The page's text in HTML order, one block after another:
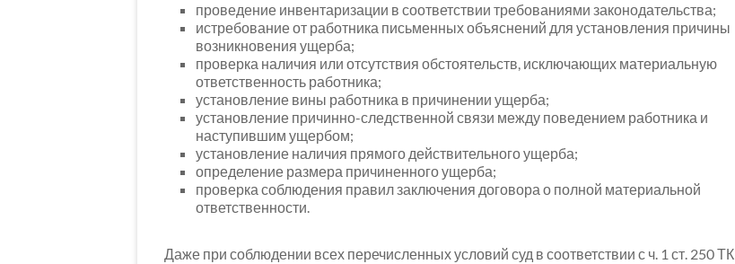
проведение инвентаризации в соответствии требованиями законодательства;
истребование от работника письменных объяснений для установления причины
возникновения ущерба;
проверка наличия или отсутствия обстоятельств, исключающих материальную
ответственность работника;
установление вины работника в причинении ущерба;
установление причинно-следственной связи между поведением работника и
наступившим ущербом;
установление наличия прямого действительного ущерба;
определение размера причиненного ущерба;
проверка соблюдения правил заключения договора о полной материальной
ответственности.
Даже при соблюдении всех перечисленных условий суд в соответствии с ч. 1 ст. 250 ТК